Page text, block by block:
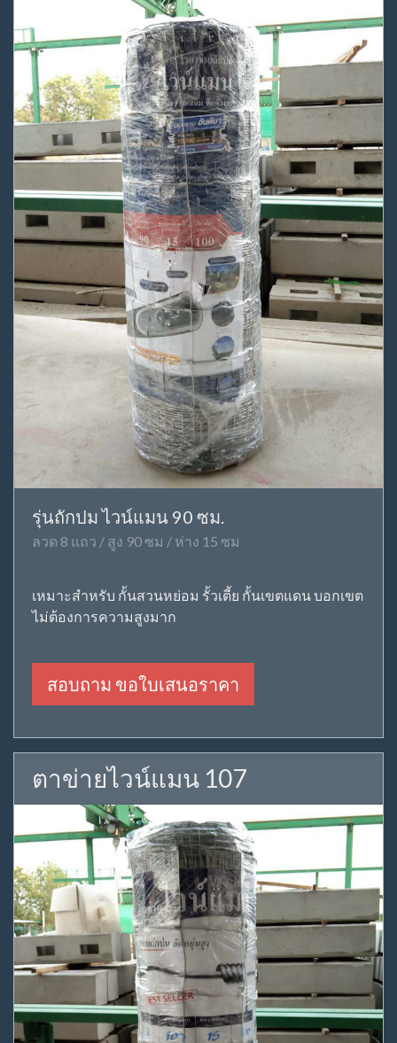
รุ่นถักปม ไวน์แมน 90 ซม.
ลวด 8 แถว / สูง 90 ซม / ห่าง 15 ซม
เหมาะสำหรับ กั้นสวนหย่อม รั้วเตี้ย กั้นเขตแดน บอกเขต
ไม่ต้องการความสูงมาก
สอบถาม ขอใบเสนอราคา
ตาข่ายไวน์แมน 107